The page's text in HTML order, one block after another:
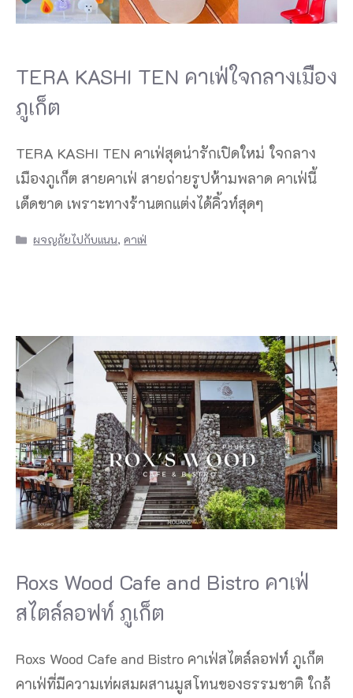
TERA KASHI TEN คาเฟ่ใจกลางเมือง
ภูเก็ต
TERA KASHI TEN คาเฟ่สุดน่ารักเปิดใหม่ ใจกลาง
เมืองภูเก็ต สายคาเฟ่ สายถ่ายรูปห้ามพลาด คาเฟ่นี้
เด็ดขาด เพราะทางร้านตกแต่งได้คิ้วท์สุดๆ
Categories
ผจญภัยไปกับแนน,คาเฟ่
Roxs Wood Cafe and Bistro คาเฟ่
สไตล์ลอฟท์ ภูเก็ต
Roxs Wood Cafe and Bistro คาเฟ่สไตล์ลอฟท์ ภูเก็ต
คาเฟ่ที่มีความเท่ผสมผสานมูสโทนของธรรมชาติ ใกล้